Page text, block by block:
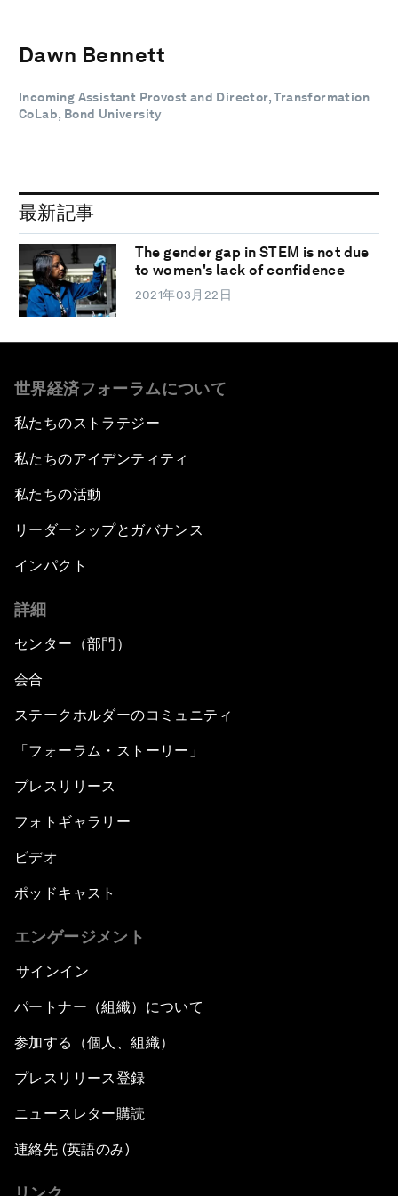
Dawn Bennett
Incoming Assistant Provost and Director, Transformation
CoLab, Bond University
最新記事
The gender gap in STEM is not due
to women's lack of confidence
2021年03月22日
世界経済フォーラムについて
私たちのストラテジー
私たちのアイデンティティ
私たちの活動
リーダーシップとガバナンス
インパクト
詳細
センター（部門）
会合
ステークホルダーのコミュニティ
「フォーラム・ストーリー」
プレスリリース
フォトギャラリー
ビデオ
ポッドキャスト
エンゲージメント
サインイン
パートナー（組織）について
参加する（個人、組織）
プレスリリース登録
ニュースレター購読
連絡先 (英語のみ)